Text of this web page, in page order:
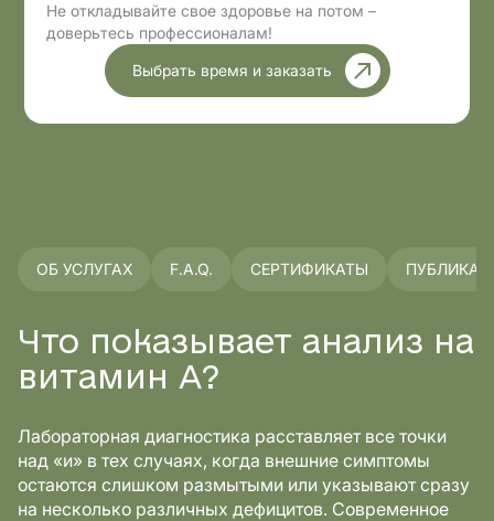
Не откладывайте свое здоровье на потом –
доверьтесь профессионалам!
Выбрать время и заказать
ОБ УСЛУГАХ F.A.Q. СЕРТИФИКАТЫ
Что показывает анализ на
витамин А?
Лабораторная диагностика расставляет все точки
над «и» в тех случаях, когда внешние симптомы
остаются слишком размытыми или указывают сразу
на несколько различных дефицитов. Современное